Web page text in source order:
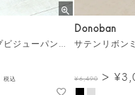
アンクルストラップビジューパンプス
税込
Donoban
サテンリボン
¥6,490 ¥